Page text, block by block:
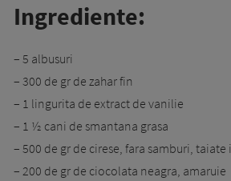
Ingrediente:
– 5 albusuri
– 300 de gr de zahar fin
– 1 lingurita de extract de vanilie
– 1 ½ cani de smantana grasa
– 500 de gr de cirese, fara samburi,
– 200 de gr de ciocolata neagra, amaruie